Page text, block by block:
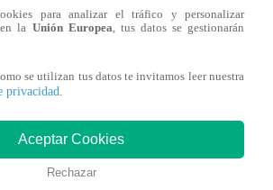
te puede
para analizar el tráfico y personalizar
la Unión Europea , tus datos se gestionarán
se utilizan tus datos te invitamos leer nuestra
privacidad
Aceptar Cookies
Rechazar